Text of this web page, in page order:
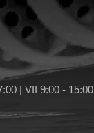
| VII 9:00 - 15:00